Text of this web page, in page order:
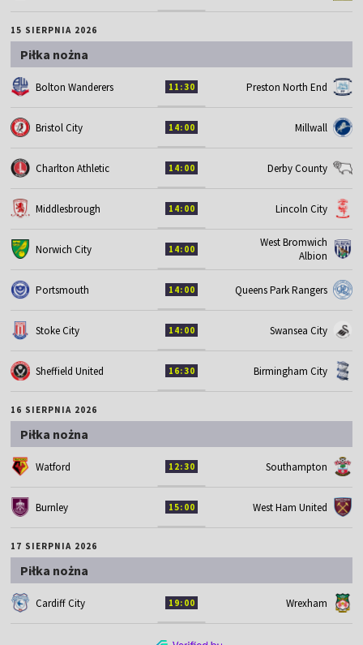
15 SIERPNIA 2026
Piłka nożna
Bolton Wanderers 11:30 Preston North End
Bristol City 14:00 Millwall
Charlton Athletic 14:00 Derby County
Middlesbrough 14:00 Lincoln City
Norwich City 14:00
West Bromwich
Albion
Portsmouth 14:00 Queens Park Rangers
Stoke City 14:00 Swansea City
Sheffield United 16:30 Birmingham City
16 SIERPNIA 2026
Piłka nożna
Watford 12:30 Southampton
Burnley 15:00 West Ham United
17 SIERPNIA 2026
Piłka nożna
Cardiff City 19:00 Wrexham